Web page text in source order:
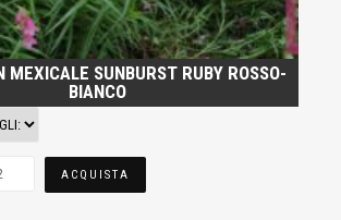
MEXICALE SUNBURST RUBY ROSSO-
BIANCO
ACQUISTA